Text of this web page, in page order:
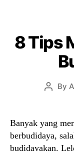
8 Tips
Post
By
Banyak yang
berbudidaya,
budidayakan.